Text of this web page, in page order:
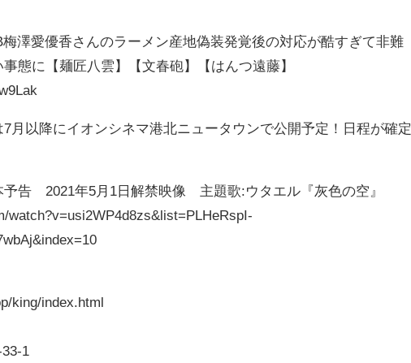
梅澤愛優香さんのラーメン産地偽装発覚後の対応が酷すぎて非難
態に【麺匠八雲】【文春砲】【はんつ遠藤】
月以降にイオンシネマ港北ニュータウンで公開予定！日程が確定
予告 2021年5月1日解禁映像 主題歌:ウタエル『灰色の空』
watch?v=usi2WP4d8zs&list=PLHeRspI-
king/index.html
1